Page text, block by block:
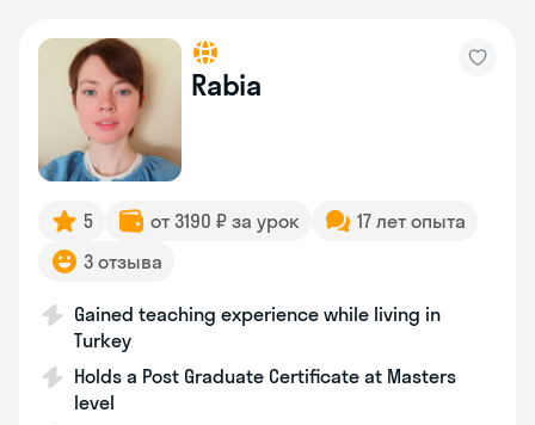
Rabia
5 от 3190 ₽ за урок
17 лет опыта
3 отзыва
Gained teaching experience while living in
Turkey
Holds a Post Graduate Certificate at Masters
level